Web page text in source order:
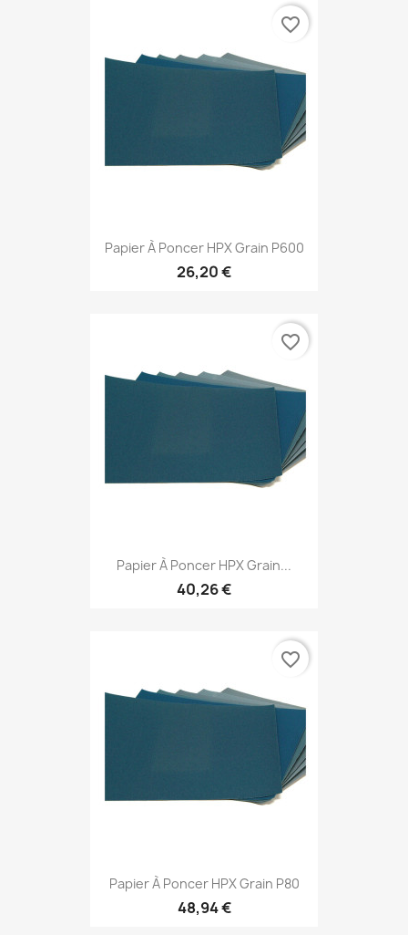
Papier À Poncer HPX Grain P600
26,20 €
favorite_border
Papier À Poncer HPX Grain...
40,26 €
favorite_border
Papier À Poncer HPX Grain P80
48,94 €
favorite_border